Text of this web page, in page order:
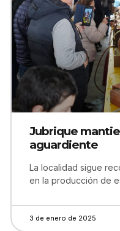
Jubrique
aguardiente
La localidad sigue
en la producción de
3 de enero de 2025